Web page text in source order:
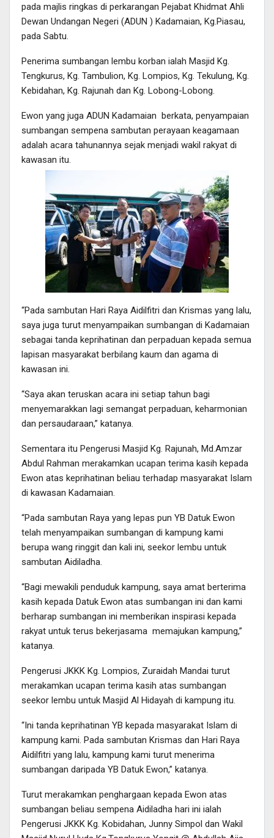
pada majlis ringkas di perkarangan Pejabat Khidmat Ahli
Dewan Undangan Negeri (ADUN ) Kadamaian, Kg.Piasau,
pada Sabtu.
Penerima sumbangan lembu korban ialah Masjid Kg.
Tengkurus, Kg. Tambulion, Kg. Lompios, Kg. Tekulung, Kg.
Kebidahan, Kg. Rajunah dan Kg. Lobong-Lobong.
Ewon yang juga ADUN Kadamaian berkata, penyampaian
sumbangan sempena sambutan perayaan keagamaan
adalah acara tahunannya sejak menjadi wakil rakyat di
kawasan itu.
“Pada sambutan Hari Raya Aidilfitri dan Krismas yang lalu,
saya juga turut menyampaikan sumbangan di Kadamaian
sebagai tanda keprihatinan dan perpaduan kepada semua
lapisan masyarakat berbilang kaum dan agama di
kawasan ini.
“Saya akan teruskan acara ini setiap tahun bagi
menyemarakkan lagi semangat perpaduan, keharmonian
dan persaudaraan,” katanya.
Sementara itu Pengerusi Masjid Kg. Rajunah, Md.Amzar
Abdul Rahman merakamkan ucapan terima kasih kepada
Ewon atas keprihatinan beliau terhadap masyarakat Islam
di kawasan Kadamaian.
“Pada sambutan Raya yang lepas pun YB Datuk Ewon
telah menyampaikan sumbangan di kampung kami
berupa wang ringgit dan kali ini, seekor lembu untuk
sambutan Aidiladha.
“Bagi mewakili penduduk kampung, saya amat berterima
kasih kepada Datuk Ewon atas sumbangan ini dan kami
berharap sumbangan ini memberikan inspirasi kepada
rakyat untuk terus bekerjasama memajukan kampung,”
katanya.
Pengerusi JKKK Kg. Lompios, Zuraidah Mandai turut
merakamkan ucapan terima kasih atas sumbangan
seekor lembu untuk Masjid Al Hidayah di kampung itu.
“Ini tanda keprihatinan YB kepada masyarakat Islam di
kampung kami. Pada sambutan Krismas dan Hari Raya
Aidilfitri yang lalu, kampung kami turut menerima
sumbangan daripada YB Datuk Ewon,” katanya.
Turut merakamkan penghargaan kepada Ewon atas
sumbangan beliau sempena Aidiladha hari ini ialah
Pengerusi JKKK Kg. Kobidahan, Junny Simpol dan Wakil